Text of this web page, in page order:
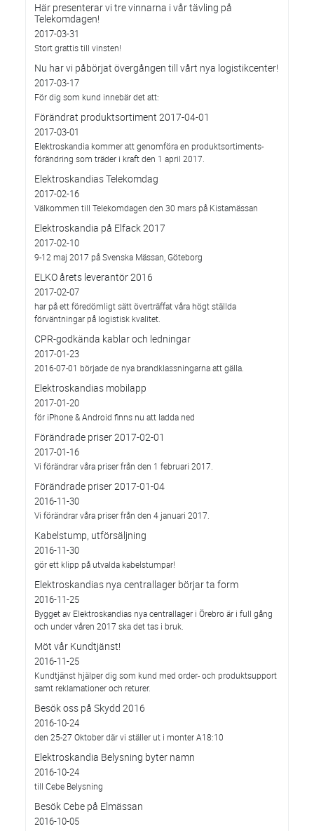
Här presenterar vi tre vinnarna i vår tävling på
Telekomdagen!
2017-03-31
Stort grattis till vinsten!
Nu har vi påbörjat övergången till vårt nya logistikcenter!
2017-03-17
För dig som kund innebär det att:
Förändrat produktsortiment 2017-04-01
2017-03-01
Elektroskandia kommer att genomföra en produktsortiments-
förändring som träder i kraft den 1 april 2017.
Elektroskandias Telekomdag
2017-02-16
Välkommen till Telekomdagen den 30 mars på Kistamässan
Elektroskandia på Elfack 2017
2017-02-10
9-12 maj 2017 på Svenska Mässan, Göteborg
ELKO årets leverantör 2016
2017-02-07
har på ett föredömligt sätt överträffat våra högt ställda
förväntningar på logistisk kvalitet.
CPR-godkända kablar och ledningar
2017-01-23
2016-07-01 började de nya brandklassningarna att gälla.
Elektroskandias mobilapp
2017-01-20
för iPhone & Android finns nu att ladda ned
Förändrade priser 2017-02-01
2017-01-16
Vi förändrar våra priser från den 1 februari 2017.
Förändrade priser 2017-01-04
2016-11-30
Vi förändrar våra priser från den 4 januari 2017.
Kabelstump, utförsäljning
2016-11-30
gör ett klipp på utvalda kabelstumpar!
Elektroskandias nya centrallager börjar ta form
2016-11-25
Bygget av Elektroskandias nya centrallager i Örebro är i full gång
och under våren 2017 ska det tas i bruk.
Möt vår Kundtjänst!
2016-11-25
Kundtjänst hjälper dig som kund med order- och produktsupport
samt reklamationer och returer.
Besök oss på Skydd 2016
2016-10-24
den 25-27 Oktober där vi ställer ut i monter A18:10
Elektroskandia Belysning byter namn
2016-10-24
till Cebe Belysning
Besök Cebe på Elmässan
2016-10-05